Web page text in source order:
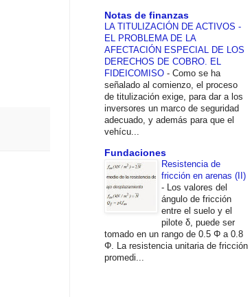
Notas de finanzas
LA TITULIZACIÓN DE ACTIVOS -
EL PROBLEMA DE LA
AFECTACIÓN ESPECIAL DE LOS
DERECHOS DE COBRO. EL
FIDEICOMISO - Como se ha
señalado al comienzo, el proceso
de titulización exige, para dar a los
inversores un marco de seguridad
adecuado, y además para que el
vehícu...
Fundaciones
Resistencia de
fricción en arenas (II)
-
Los valores del
ángulo de fricción
entre el suelo y el
pilote δ, puede ser
tomado en un rango de 0.5 Φ a 0.8
Φ. La resistencia unitaria de fricción
promedi...